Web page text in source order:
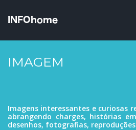
IMAGEM
Imagens interessantes e curiosas
abrangendo charges, histórias
desenhos, fotografias,